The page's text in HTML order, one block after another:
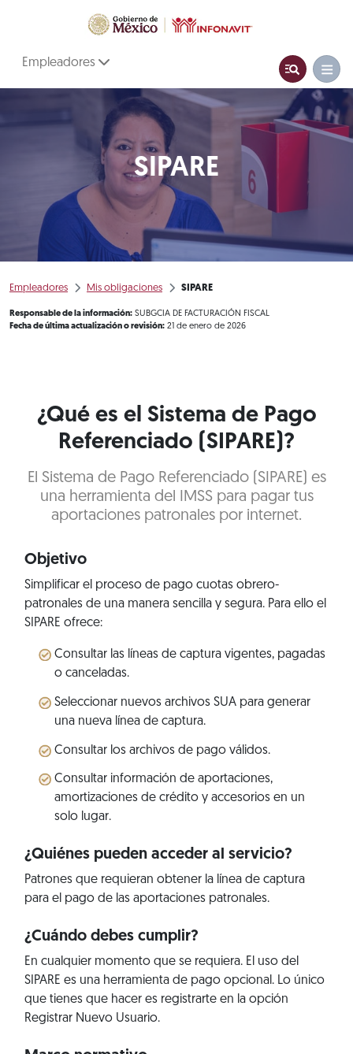
Empleadores
SIPARE
Empleadores Mis obligaciones SIPARE
Responsable de la información: SUBGCIA DE FACTURACIÓN FISCAL
Fecha de última actualización o revisión: 21 de enero de 2026
¿Qué es el Sistema de Pago
Referenciado (SIPARE)?
El Sistema de Pago Referenciado (SIPARE) es
una herramienta del IMSS para pagar tus
aportaciones patronales por internet.
Objetivo
Simplificar el proceso de pago cuotas obrero-
patronales de una manera sencilla y segura. Para ello el
SIPARE ofrece:
Consultar las líneas de captura vigentes, pagadas
o canceladas.
Seleccionar nuevos archivos SUA para generar
una nueva línea de captura.
Consultar los archivos de pago válidos.
Consultar información de aportaciones,
amortizaciones de crédito y accesorios en un
solo lugar.
¿Quiénes pueden acceder al servicio?
Patrones que requieran obtener la línea de captura
para el pago de las aportaciones patronales.
¿Cuándo debes cumplir?
En cualquier momento que se requiera. El uso del
SIPARE es una herramienta de pago opcional. Lo único
que tienes que hacer es registrarte en la opción
Registrar Nuevo Usuario.